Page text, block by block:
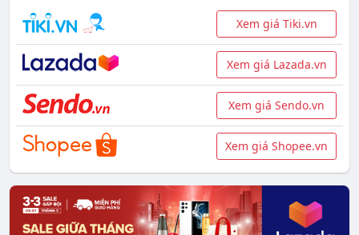
Xem giá Tiki.vn
Xem giá Lazada.vn
Xem giá Sendo.vn
Xem giá Shopee.vn